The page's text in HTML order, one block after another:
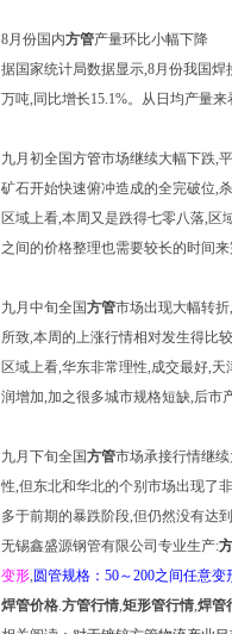
8月份国内方管产量环比小幅下降
据国家统计局数据显示,8月份我国焊
万吨,同比增长15.1%。从日均产量
九月初全国方管市场继续大幅下跌,
矿石开始快速俯冲造成的全完破位,
区域上看,本周又是跌得七零八落,
之间的价格整理也需要较长的时间
九月中旬全国方管市场出现大幅转
所致,本周的上涨行情相对发生得比
区域上看,华东非常理性,成交最好,
润增加,加之很多城市规格短缺,后市
九月下旬全国方管市场承接行情继
性,但东北和华北的个别市场出现了
多于前期的暴跌阶段,但仍然没有达
无锡鑫盛源钢管有限公司专业生产:
变形, 圆管规格：50～200之间任意变
焊管价格.方管行情,矩形管行情,焊管